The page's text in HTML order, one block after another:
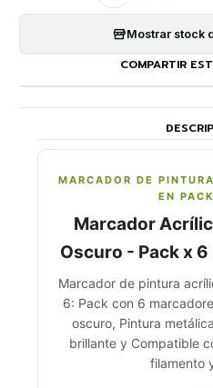
Mostrar stock
COMPARTIR
MARCADOR DE
EN
Marcador
Oscuro - Pack x
Marcador de pintura
6: Pack con 6
oscuro, Pintura
brillante y Compatible
filamento